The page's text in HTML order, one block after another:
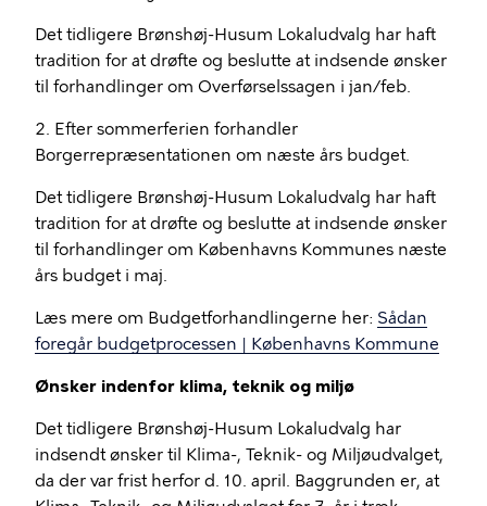
Det tidligere Brønshøj-Husum Lokaludvalg har haft
tradition for at drøfte og beslutte at indsende ønsker
til forhandlinger om Overførselssagen i jan/feb.
2. Efter sommerferien forhandler
Borgerrepræsentationen om næste års budget.
Det tidligere Brønshøj-Husum Lokaludvalg har haft
tradition for at drøfte og beslutte at indsende ønsker
til forhandlinger om Københavns Kommunes næste
års budget i maj.
Læs mere om Budgetforhandlingerne her: Sådan
foregår budgetprocessen | Københavns Kommune
Ønsker indenfor klima, teknik og miljø
Det tidligere Brønshøj-Husum Lokaludvalg har
indsendt ønsker til Klima-, Teknik- og Miljøudvalget,
da der var frist herfor d. 10. april. Baggrunden er, at